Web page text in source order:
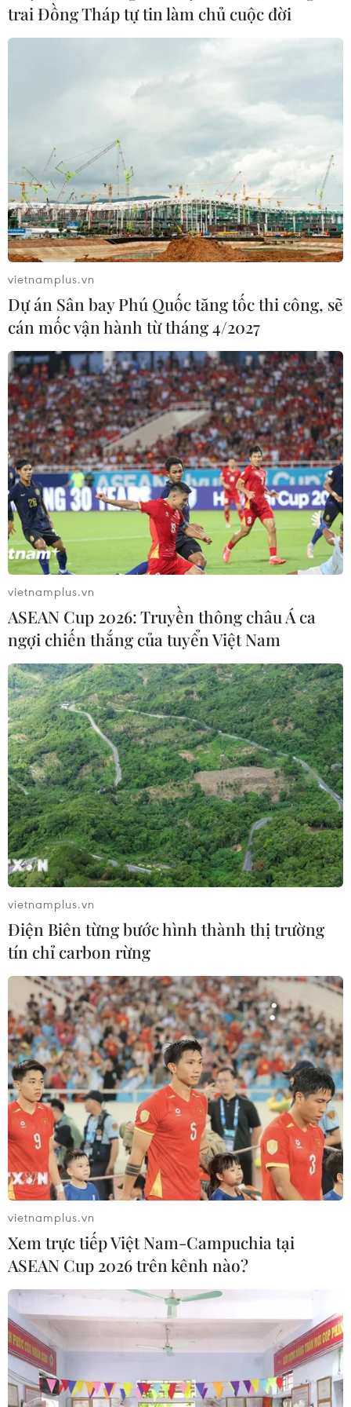
Khởi tố 14 nhân viên thu hồi nợ của hai
Công ty đòi nợ kiểu "khủng bố"
15/03/2023 13:24
Cơ quan Cảnh sát điều tra Công an quận Tân Bình
đang tiếp tục phối hợp các phòng nghiệp vụ Công an
Thành phố điều tra mở rộng, làm rõ triệt để, xử lý
nghiêm các đối tượng theo quy định pháp luật.
Tiền Giang: Khởi tố 54 bị can núp bóng
công ty luật để đòi nợ
31/03/2023 09:19
Các đối tượng khai nhận núp bóng công ty luật để đòi
nợ bằng hình thức đe dọa, khủng bố, sau đó sẽ được
các ngân hàng và công ty tài chính trả cho từ 25-35%
trên tổng số tiền thu được.
Vụ đòi nợ thuê "núp bóng" Công ty Luật
Pháp Việt: Đã khởi tố 60 bị can
18/04/2023 15:02
Công ty Luật TNHH Pháp Việt nhận từ các ngân hàng,
công ty tài chính hàng trăm nghìn hợp đồng vay tiền
của khách hàng mỗi tháng rồi phân chia cho các nhân
viên đòi nợ bằng hình thức đe dọa, khủng bố.
trai Đồng Tháp tự tin làm chủ cuộc đời
vietnamplus.vn
Dự án Sân bay Phú Quốc tăng tốc thi công, sẽ
cán mốc vận hành từ tháng 4/2027
vietnamplus.vn
ASEAN Cup 2026: Truyền thông châu Á ca
ngợi chiến thắng của tuyển Việt Nam
vietnamplus.vn
Điện Biên từng bước hình thành thị trường
tín chỉ carbon rừng
vietnamplus.vn
Xem trực tiếp Việt Nam-Campuchia tại
ASEAN Cup 2026 trên kênh nào?